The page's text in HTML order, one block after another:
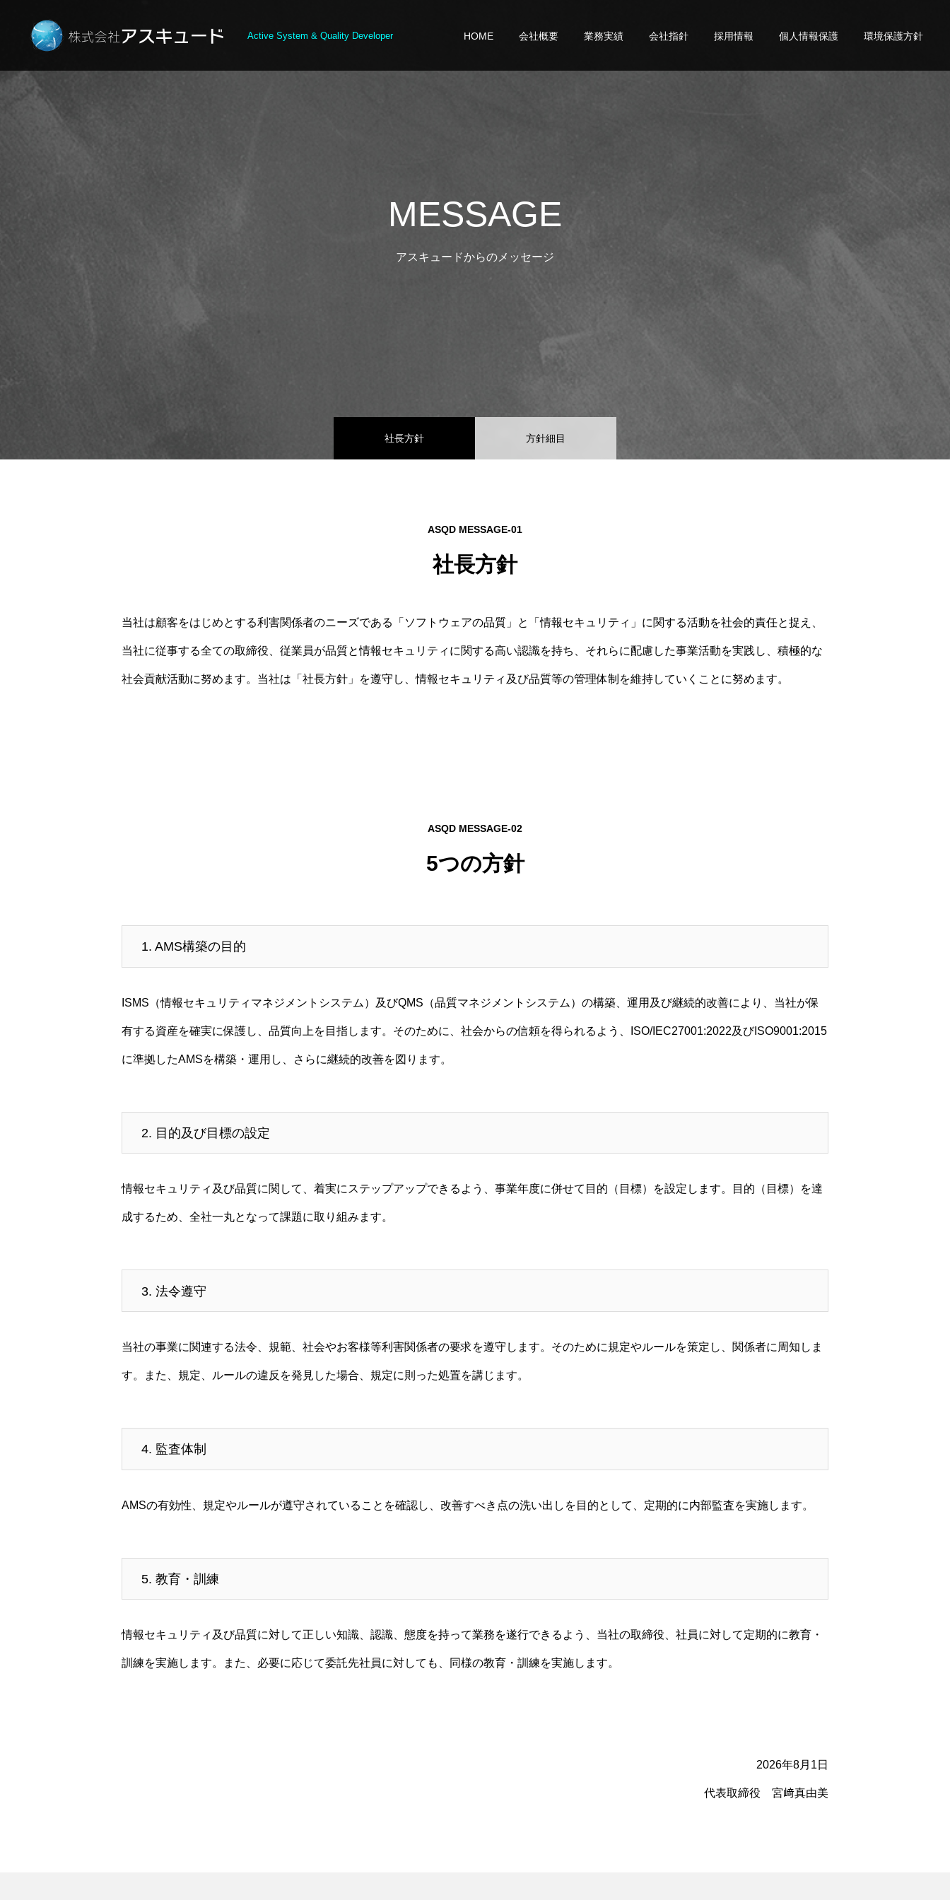
Active System & Quality Developer HOME 会社概要 業務実績 会社指針 採用情報 個人情報保護 環境保護方針
MESSAGE
アスキュードからのメッセージ
社長方針 方針細目
ASQD MESSAGE-01
社長方針
当社は顧客をはじめとする利害関係者のニーズである「ソフトウェアの品質」と「情報セキュリティ」に関する活動を社会的責任と捉え、
当社に従事する全ての取締役、従業員が品質と情報セキュリティに関する高い認識を持ち、それらに配慮した事業活動を実践し、積極的な
社会貢献活動に努めます。当社は「社長方針」を遵守し、情報セキュリティ及び品質等の管理体制を維持していくことに努めます。
ASQD MESSAGE-02
5つの方針
1. AMS構築の目的
ISMS（情報セキュリティマネジメントシステム）及びQMS（品質マネジメントシステム）の構築、運用及び継続的改善により、当社が保
有する資産を確実に保護し、品質向上を目指します。そのために、社会からの信頼を得られるよう、ISO/IEC27001:2022及びISO9001:2015
に準拠したAMSを構築・運用し、さらに継続的改善を図ります。
2. 目的及び目標の設定
情報セキュリティ及び品質に関して、着実にステップアップできるよう、事業年度に併せて目的（目標）を設定します。目的（目標）を達
成するため、全社一丸となって課題に取り組みます。
3. 法令遵守
当社の事業に関連する法令、規範、社会やお客様等利害関係者の要求を遵守します。そのために規定やルールを策定し、関係者に周知しま
す。また、規定、ルールの違反を発見した場合、規定に則った処置を講じます。
4. 監査体制
AMSの有効性、規定やルールが遵守されていることを確認し、改善すべき点の洗い出しを目的として、定期的に内部監査を実施します。
5. 教育・訓練
情報セキュリティ及び品質に対して正しい知識、認識、態度を持って業務を遂行できるよう、当社の取締役、社員に対して定期的に教育・
訓練を実施します。また、必要に応じて委託先社員に対しても、同様の教育・訓練を実施します。
2026年8月1日
代表取締役 宮﨑真由美